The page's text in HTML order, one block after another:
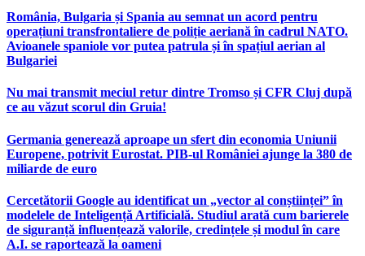
România, Bulgaria și Spania au semnat un acord pentru
operațiuni transfrontaliere de poliție aeriană în cadrul NATO.
Avioanele spaniole vor putea patrula și în spațiul aerian al
Bulgariei
Nu mai transmit meciul retur dintre Tromso și CFR Cluj după
ce au văzut scorul din Gruia!
Germania generează aproape un sfert din economia Uniunii
Europene, potrivit Eurostat. PIB-ul României ajunge la 380 de
miliarde de euro
Cercetătorii Google au identificat un „vector al conștiinței” în
modelele de Inteligență Artificială. Studiul arată cum barierele
de siguranță influențează valorile, credințele și modul în care
A.I. se raportează la oameni